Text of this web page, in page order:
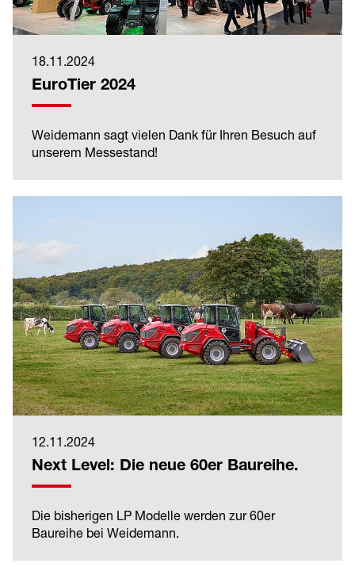
18.11.2024
EuroTier 2024
Weidemann sagt vielen Dank für Ihren Besuch auf
unserem Messestand!
12.11.2024
Next Level: Die neue 60er Baureihe.
Die bisherigen LP Modelle werden zur 60er
Baureihe bei Weidemann.